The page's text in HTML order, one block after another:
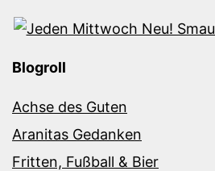
Blogroll
Achse des Guten
Aranitas Gedanken
Fritten, Fußball & Bier